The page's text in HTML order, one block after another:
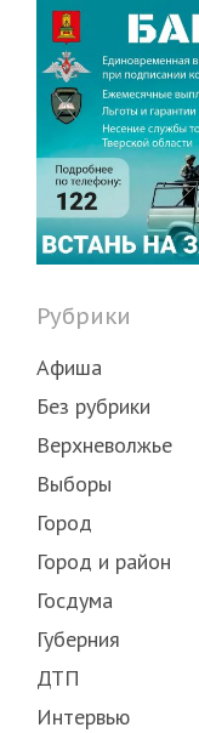
Рубрики
Афиша
Без рубрики
Верхневолжье
Выборы
Город
Город и район
Госдума
Губерния
ДТП
Интервью